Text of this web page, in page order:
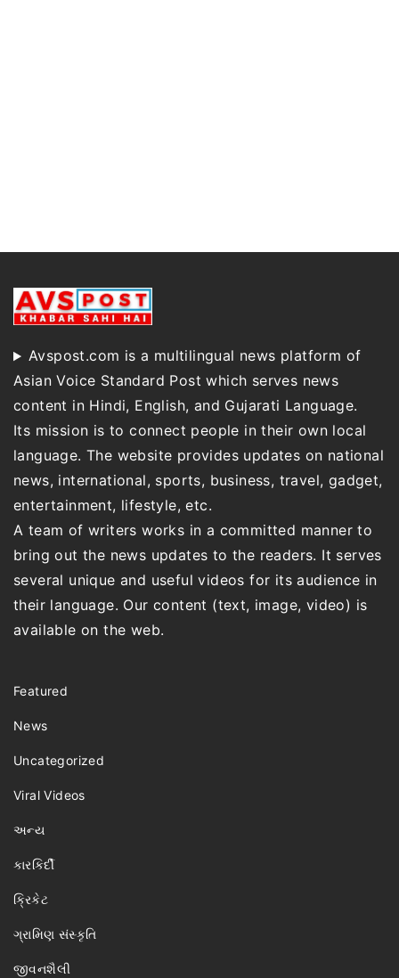
Avspost.com is a multilingual news platform of
Asian Voice Standard Post which serves news
content in Hindi, English, and Gujarati Language.
Its mission is to connect people in their own local
language. The website provides updates on national
news, international, sports, business, travel, gadget,
entertainment, lifestyle, etc.
A team of writers works in a committed manner to
bring out the news updates to the readers. It serves
several unique and useful videos for its audience in
their language. Our content (text, image, video) is
available on the web.
Featured
News
Uncategorized
Viral Videos
અન્ય
કારકિર્દી
ક્રિકેટ
ગ્રામિણ સંસ્કૃતિ
જીવનશૈલી